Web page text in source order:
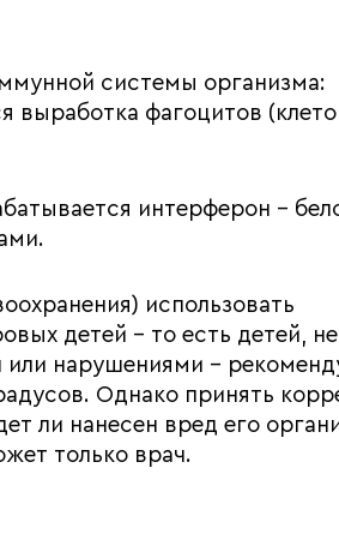
системы организма:
выработка фагоцитов
интерферон –
использовать
детей - то есть детей, не
нарушениями -
Однако принять
ли нанесен вред его
только врач.